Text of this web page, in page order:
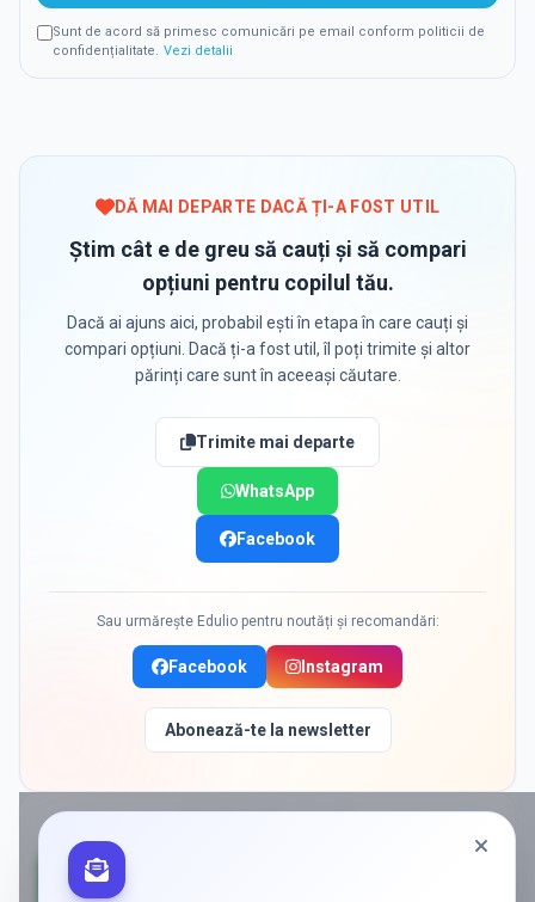
Sunt de acord să primesc comunicări pe email conform politicii de
confidențialitate. Vezi detalii
DĂ MAI DEPARTE DACĂ ȚI-A FOST UTIL
Știm cât e de greu să cauți și să compari
opțiuni pentru copilul tău.
Dacă ai ajuns aici, probabil ești în etapa în care cauți și
compari opțiuni. Dacă ți-a fost util, îl poți trimite și altor
părinți care sunt în aceeași căutare.
Trimite mai departe
WhatsApp
Facebook
Sau urmărește Edulio pentru noutăți și recomandări:
Facebook Instagram
Abonează-te la newsletter